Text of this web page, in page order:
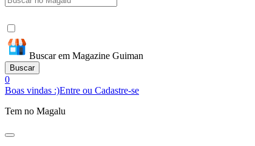
Buscar em Magazine Guiman
Buscar
0
Boas vindas :)Entre ou Cadastre-se
Tem no Magalu